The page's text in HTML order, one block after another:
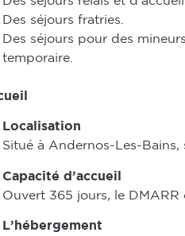
Des séjours fratries.
Des séjours pour des
temporaire.
Localisation
Situé à Andernos-Les-Bains,
Capacité d’accueil
Ouvert 365 jours, le
L’hébergement